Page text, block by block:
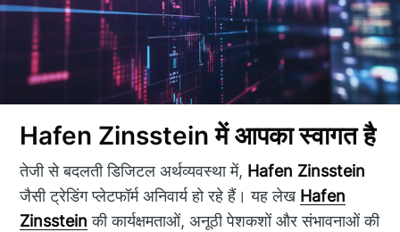
Hafen Zinsstein में आपका स्वागत है
तेजी से बदलती डिजिटल अर्थव्यवस्था में, Hafen Zinsstein
जैसी ट्रेडिंग प्लेटफॉर्म अनिवार्य हो रहे हैं। यह लेख Hafen
Zinsstein की कार्यक्षमताओं, अनूठी पेशकशों और संभावनाओं की